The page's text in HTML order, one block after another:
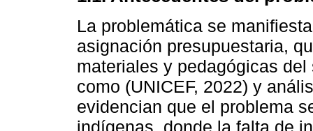
La problemática se
asignación presupuestaria,
materiales y pedagógicas
como (UNICEF, 2022) y
evidencian que el problema
indígenas, donde la falta de